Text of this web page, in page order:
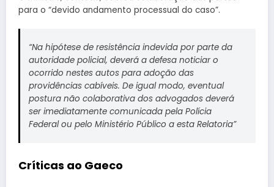
para o “devido andamento processual do caso”.
“Na hipótese de resistência indevida por parte da
autoridade policial, deverá a defesa noticiar o
ocorrido nestes autos para adoção das
providências cabíveis. De igual modo, eventual
postura não colaborativa dos advogados deverá
ser imediatamente comunicada pela Polícia
Federal ou pelo Ministério Público a esta Relatoria”
Críticas ao Gaeco